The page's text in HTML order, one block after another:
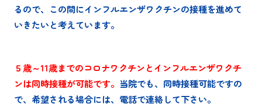
るので、この間にインフルエンザワクチンの接種を進めて
いきたいと考えています。
５歳～11歳までのコロナワクチンとインフルエンザワクチ
ンは同時接種が可能です。 当院でも、同時接種可能ですの
で、希望される場合には、電話で連絡して下さい。